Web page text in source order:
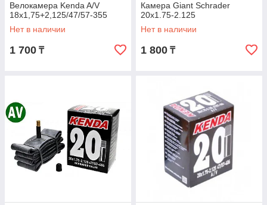
Велокамера Kenda A/V
18x1,75+2,125/47/57-355
Нет в наличии
1 700 ₸
Камера Giant Schrader
20x1.75-2.125
Нет в наличии
1 800 ₸